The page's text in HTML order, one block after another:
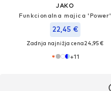
JAKO
Funkcionalna majica 'Power'
22,45 €
Zadnja najnižja cena24,95 €
+11